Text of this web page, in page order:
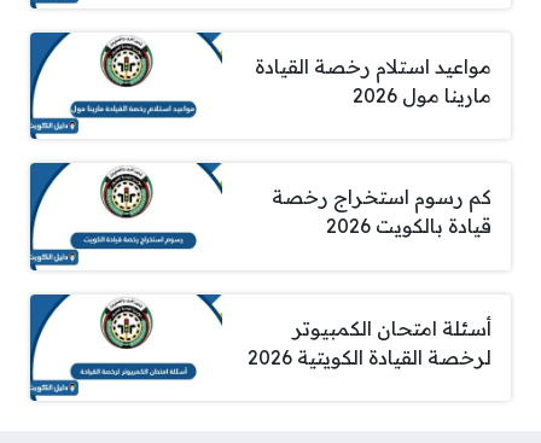
مواعيد استلام رخصة القيادة
مارينا مول 2026
كم رسوم استخراج رخصة
قيادة بالكويت 2026
أسئلة امتحان الكمبيوتر
لرخصة القيادة الكويتية 2026